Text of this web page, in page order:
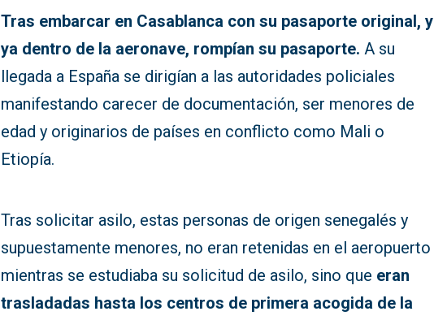
Tras embarcar en Casablanca con su pasaporte original, y
ya dentro de la aeronave, rompían su pasaporte.A su
llegada a España se dirigían a las autoridades policiales
manifestando carecer de documentación, ser menores de
edad y originarios de países en conflicto como Mali o
Etiopía.
Tras solicitar asilo, estas personas de origen senegalés y
supuestamente menores, no eran retenidas en el aeropuerto
mientras se estudiaba su solicitud de asilo, sino que eran
trasladadas hasta los centros de primera acogida de la